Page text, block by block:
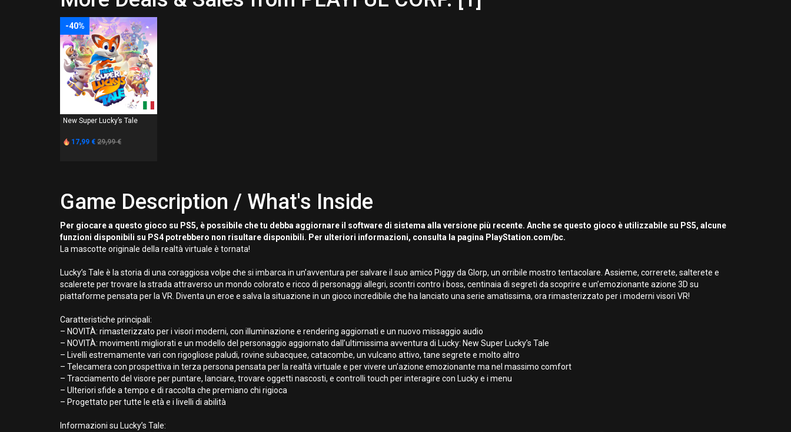
-40%
PS4
New Super Lucky’s Tale
17,99 € 29,99 €
Game Description / What's Inside
Per giocare a questo gioco su PS5, è possibile che tu debba aggiornare il software di sistema alla versione più recente. Anche se questo gioco è utilizzabile su PS5, alcune
funzioni disponibili su PS4 potrebbero non risultare disponibili. Per ulteriori informazioni, consulta la pagina PlayStation.com/bc.
La mascotte originale della realtà virtuale è tornata!
Lucky’s Tale è la storia di una coraggiosa volpe che si imbarca in un’avventura per salvare il suo amico Piggy da Glorp, un orribile mostro tentacolare. Assieme, correrete, salterete e
scalerete per trovare la strada attraverso un mondo colorato e ricco di personaggi allegri, scontri contro i boss, centinaia di segreti da scoprire e un’emozionante azione 3D su
piattaforme pensata per la VR. Diventa un eroe e salva la situazione in un gioco incredibile che ha lanciato una serie amatissima, ora rimasterizzato per i moderni visori VR!
Caratteristiche principali:
– NOVITÀ: rimasterizzato per i visori moderni, con illuminazione e rendering aggiornati e un nuovo missaggio audio
– NOVITÀ: movimenti migliorati e un modello del personaggio aggiornato dall’ultimissima avventura di Lucky: New Super Lucky’s Tale
– Livelli estremamente vari con rigogliose paludi, rovine subacquee, catacombe, un vulcano attivo, tane segrete e molto altro
– Telecamera con prospettiva in terza persona pensata per la realtà virtuale e per vivere un’azione emozionante ma nel massimo comfort
– Tracciamento del visore per puntare, lanciare, trovare oggetti nascosti, e controlli touch per interagire con Lucky e i menu
– Ulteriori sfide a tempo e di raccolta che premiano chi rigioca
– Progettato per tutte le età e i livelli di abilità
Informazioni su Lucky’s Tale: